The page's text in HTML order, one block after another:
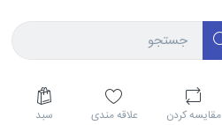
مقايسه كردن علاقه مندی سبد